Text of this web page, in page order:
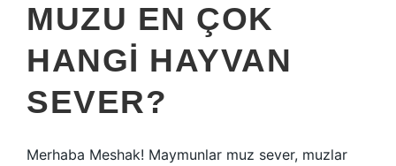
MUZU EN ÇOK
HANGI HAYVAN
SEVER?
Merhaba Meshak! Maymunlar muz sever, muzlar